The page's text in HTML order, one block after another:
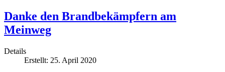
Danke den Brandbekämpfern am
Meinweg
Details
Erstellt: 25. April 2020